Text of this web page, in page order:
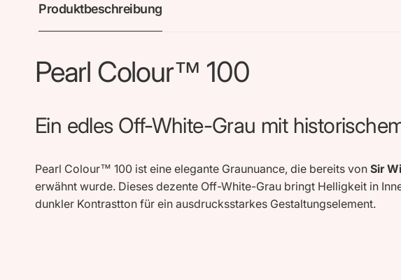
Produktbeschreibung
Pearl Colour™ 100
Ein edles Off-White-Grau mit
Pearl Colour™ 100 ist eine elegante Graunuance, die bereits von Sir
erwähnt wurde. Dieses dezente Off-White-Grau bringt Helligkeit in
dunkler Kontrastton für ein ausdrucksstarkes Gestaltungselement.